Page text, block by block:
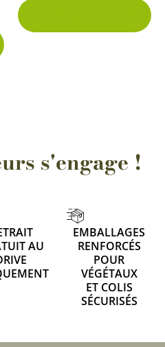
page
du
la
s'engage !
AU
EMBALLAGES
RENFORCÉS
POUR
VÉGÉTAUX
ET COLIS
SÉCURISÉS